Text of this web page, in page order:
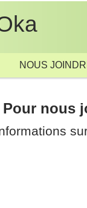
NOUS
Pour nous